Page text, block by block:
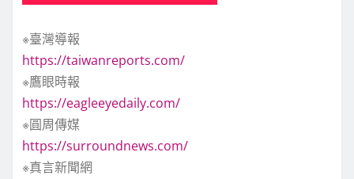
※臺灣導報
https://taiwanreports.com/
※鷹眼時報
https://eagleeyedaily.com/
※圓周傳媒
https://surroundnews.com/
※真言新聞網